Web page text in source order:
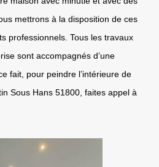
mettrons à la disposition de ces
professionnels. Tous les travaux
sont accompagnés d’une
fait, pour peindre l’intérieure de
Sous Hans 51800, faites appel à